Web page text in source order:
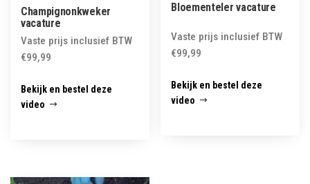
Champignonkweker
vacature
Vaste prijs inclusief BTW
€99,99
Bekijk en bestel deze
video
Bloementeler vacature
Vaste prijs inclusief BTW
€99,99
Bekijk en bestel deze
video